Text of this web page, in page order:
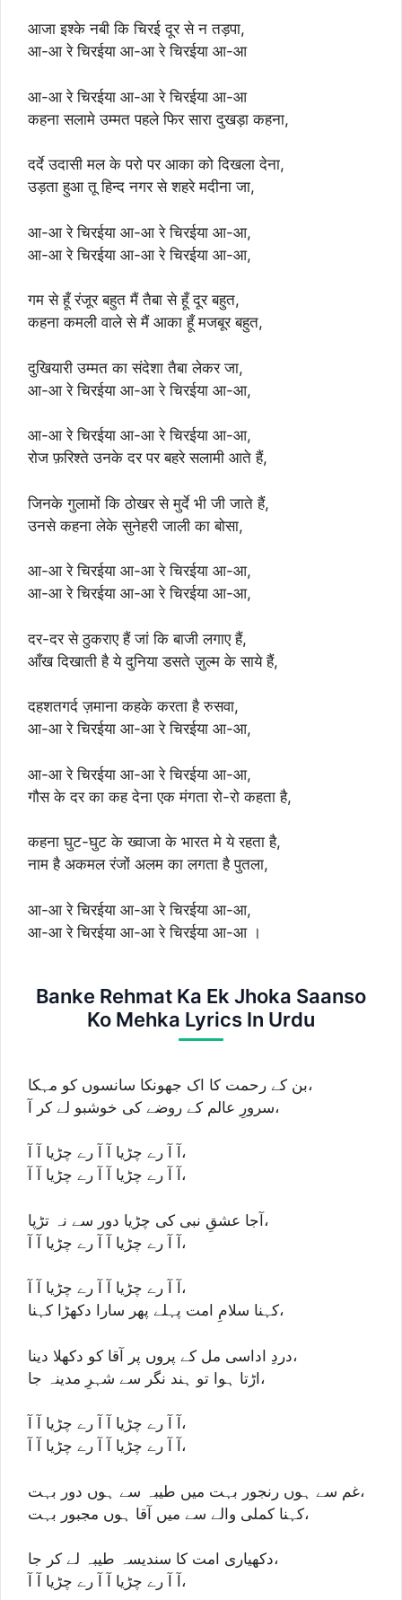
आजा इश्के नबी कि चिरई दूर से न तड़पा,
आ-आ रे चिरईया आ-आ रे चिरईया आ-आ
आ-आ रे चिरईया आ-आ रे चिरईया आ-आ
कहना सलामे उम्मत पहले फिर सारा दुखड़ा कहना,
दर्दे उदासी मल के परो पर आका को दिखला देना,
उड़ता हुआ तू हिन्द नगर से शहरे मदीना जा,
आ-आ रे चिरईया आ-आ रे चिरईया आ-आ,
आ-आ रे चिरईया आ-आ रे चिरईया आ-आ,
गम से हूँ रंजूर बहुत मैं तैबा से हूँ दूर बहुत,
कहना कमली वाले से मैं आका हूँ मजबूर बहुत,
दुखियारी उम्मत का संदेशा तैबा लेकर जा,
आ-आ रे चिरईया आ-आ रे चिरईया आ-आ,
आ-आ रे चिरईया आ-आ रे चिरईया आ-आ,
रोज फ़रिश्ते उनके दर पर बहरे सलामी आते हैं,
जिनके गुलामों कि ठोखर से मुर्दे भी जी जाते हैं,
उनसे कहना लेके सुनेहरी जाली का बोसा,
आ-आ रे चिरईया आ-आ रे चिरईया आ-आ,
आ-आ रे चिरईया आ-आ रे चिरईया आ-आ,
दर-दर से ठुकराए हैं जां कि बाजी लगाए हैं,
आँख दिखाती है ये दुनिया डसते ज़ुल्म के साये हैं,
दहशतगर्द ज़माना कहके करता है रुसवा,
आ-आ रे चिरईया आ-आ रे चिरईया आ-आ,
आ-आ रे चिरईया आ-आ रे चिरईया आ-आ,
गौस के दर का कह देना एक मंगता रो-रो कहता है,
कहना घुट-घुट के ख्वाजा के भारत मे ये रहता है,
नाम है अकमल रंजों अलम का लगता है पुतला,
आ-आ रे चिरईया आ-आ रे चिरईया आ-आ,
आ-आ रे चिरईया आ-आ रे चिरईया आ-आ ।
Banke Rehmat Ka Ek Jhoka Saanso
Ko Mehka Lyrics In Urdu
بن کے رحمت کا اک جھونکا سانسوں کو مہکا،
سرورِ عالم کے روضے کی خوشبو لے کر آ،
آ آ رے چڑیا آ آ رے چڑیا آ آ،
آ آ رے چڑیا آ آ رے چڑیا آ آ،
آجا عشقِ نبی کی چڑیا دور سے نہ تڑپا،
آ آ رے چڑیا آ آ رے چڑیا آ آ،
آ آ رے چڑیا آ آ رے چڑیا آ آ،
کہنا سلامِ امت پہلے پھر سارا دکھڑا کہنا،
دردِ اداسی مل کے پروں پر آقا کو دکھلا دینا،
اڑتا ہوا تو ہند نگر سے شہرِ مدینہ جا،
آ آ رے چڑیا آ آ رے چڑیا آ آ،
آ آ رے چڑیا آ آ رے چڑیا آ آ،
غم سے ہوں رنجور بہت میں طیبہ سے ہوں دور بہت،
کہنا کملی والے سے میں آقا ہوں مجبور بہت،
دکھیاری امت کا سندیسہ طیبہ لے کر جا،
آ آ رے چڑیا آ آ رے چڑیا آ آ،